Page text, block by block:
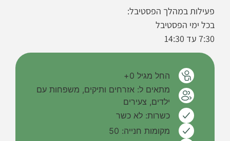
פעילות במהלך הפסטיבל:
בכל ימי הפסטיבל
7:30 עד 14:30
החל מגיל 0+
מתאים ל: אזרחים ותיקים, משפחות עם
ילדים, צעירים
כשרות: לא כשר
מקומות חנייה: 50